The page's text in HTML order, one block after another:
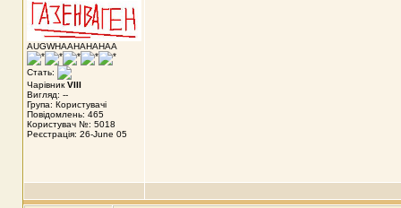
AUGWHAAHAHAHAA
Стать:
Чарівник VIII
Вигляд: --
Група: Користувачі
Повідомлень: 465
Користувач №: 5018
Реєстрація: 26-June 05